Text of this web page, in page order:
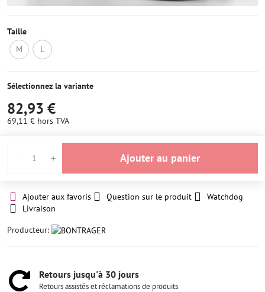
Taille
M
STOCK
L
STOCK
Sélectionnez la variante
82,93 €
69,11 € hors TVA
Ajouter au panier
Ajouter aux favoris Question sur le produit
Watchdog
Livraison
Producteur:
Retours jusqu'à 30 jours
Retours assistés et réclamations de produits